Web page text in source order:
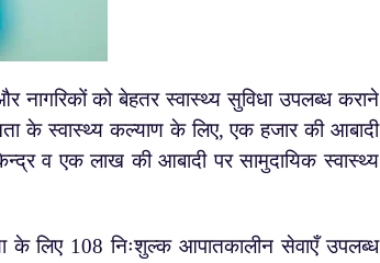
को बेहतर स्वास्थ्य सुविधा उपलब्ध कराने
के स्वास्थ्य कल्याण के लिए, एक हजार की आबादी
व एक लाख की आबादी पर सामुदायिक स्वास्थ्य
लिए 108 निःशुल्क आपातकालीन सेवाएँ उपलब्ध